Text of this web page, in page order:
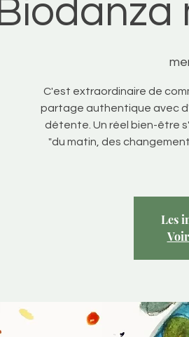
Biodanza
C'est extraordinaire de
partage authentique avec
détente. Un réel bien-être
"du matin, des
Les